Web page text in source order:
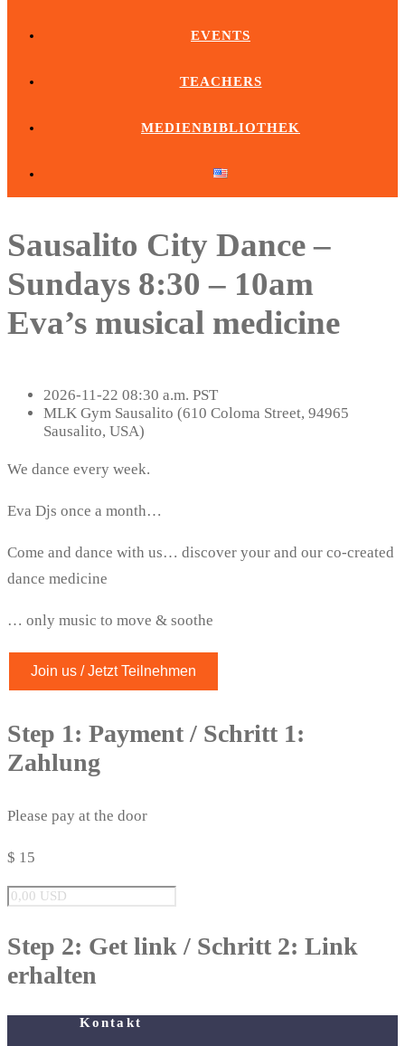
EVENTS
TEACHERS
MEDIENBIBLIOTHEK
Sausalito City Dance –
Sundays 8:30 – 10am
Eva’s musical medicine
2026-11-22 08:30 a.m. PST
MLK Gym Sausalito (610 Coloma Street, 94965
Sausalito, USA)
We dance every week.
Eva Djs once a month…
Come and dance with us… discover your and our co-created
dance medicine
… only music to move & soothe
Join us / Jetzt Teilnehmen
Step 1: Payment / Schritt 1:
Zahlung
Please pay at the door
$ 15
Step 2: Get link / Schritt 2: Link
erhalten
Kontakt